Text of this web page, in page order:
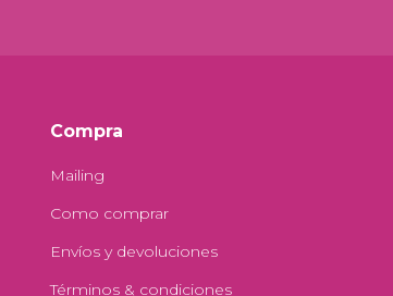
Compra
Mailing
Como comprar
Envíos y devoluciones
Términos & condiciones